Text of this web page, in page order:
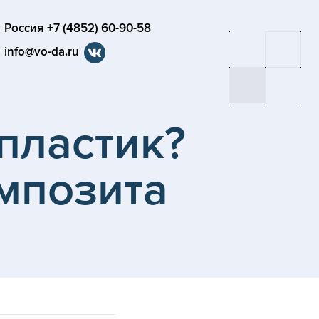
Россия +7 (4852) 60-90-58
info@vo-da.ru